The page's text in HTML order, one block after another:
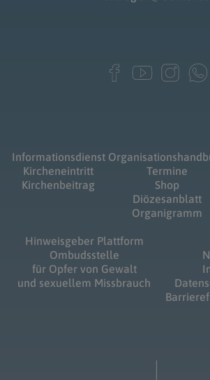
Informationsdienst
Kircheneintritt
Kirchenbeitrag
Termine
Shop
Diözesanblatt
Organigramm
Hinweisgeber Plattform
Ombudsstelle
für Opfer von Gewalt
und sexuellem Missbrauch